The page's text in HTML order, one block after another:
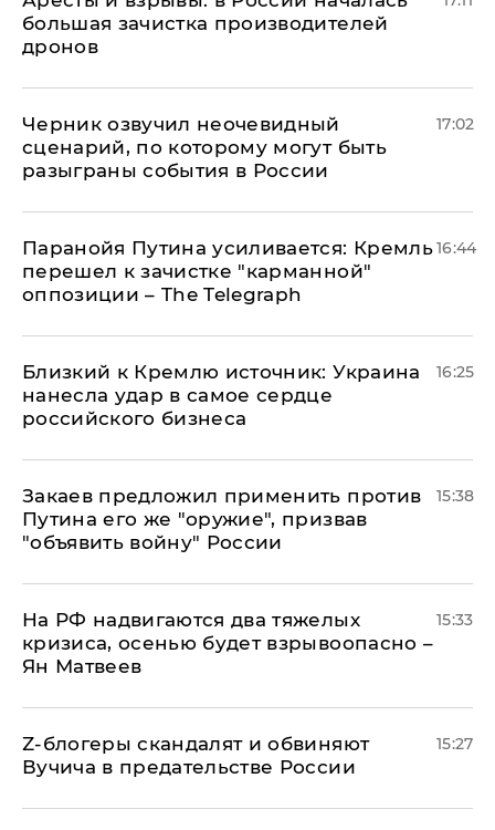
большая зачистка производителей
дронов
Черник озвучил неочевидный
сценарий, по которому могут быть
разыграны события в России
17:02
Паранойя Путина усиливается: Кремль
перешел к зачистке "карманной"
оппозиции – The Telegraph
16:44
Близкий к Кремлю источник: Украина
нанесла удар в самое сердце
российского бизнеса
16:25
Закаев предложил применить против
Путина его же "оружие", призвав
"объявить войну" России
15:38
На РФ надвигаются два тяжелых
кризиса, осенью будет взрывоопасно –
Ян Матвеев
15:33
Z-блогеры скандалят и обвиняют
Вучича в предательстве России
15:27